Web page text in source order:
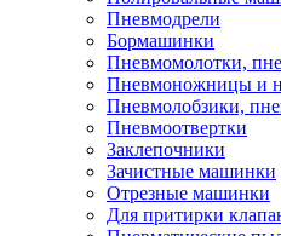
Пневмодрели
Бормашинки
Пневмомолотки,
Пневмоножницы и
Пневмолобзики,
Пневмоотвертки
Заклепочники
Зачистные машинки
Отрезные машинки
Для притирки